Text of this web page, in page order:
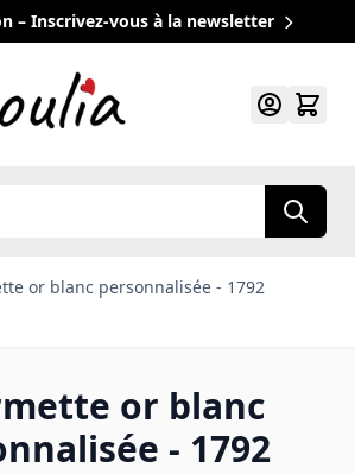
– Inscrivez-vous à la newsletter
or blanc personnalisée - 1792
or blanc
- 1792